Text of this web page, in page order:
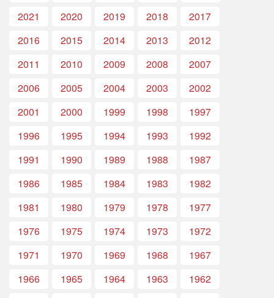
2021
2020 2019 2018
2017
2016
2015 2014 2013
2012
2011
2010 2009 2008
2007
2006
2005 2004 2003
2002
2001
2000 1999 1998
1997
1996
1995 1994 1993
1992
1991
1990 1989 1988
1987
1986
1985 1984 1983
1982
1981
1980 1979 1978
1977
1976
1975 1974 1973
1972
1971
1970 1969 1968
1967
1966
1965 1964 1963
1962